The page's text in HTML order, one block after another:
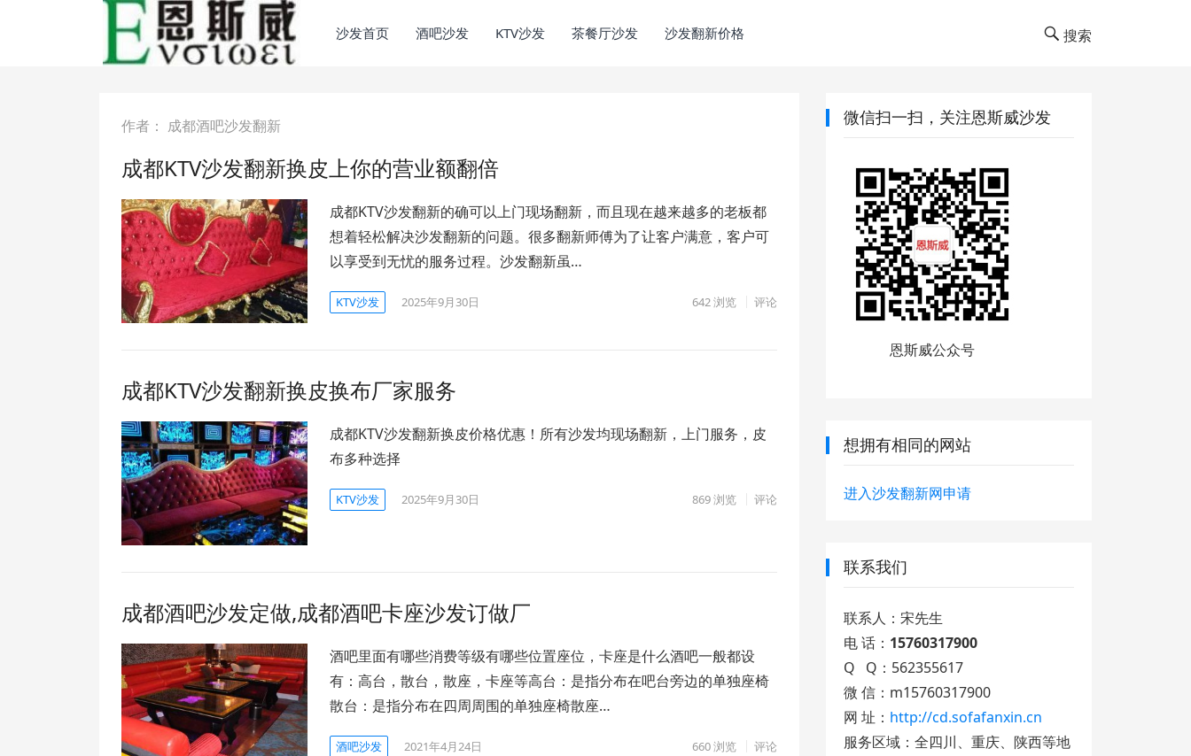
沙发首页 酒吧沙发 KTV沙发 茶餐厅沙发 沙发翻新价格 搜索
作者： 成都酒吧沙发翻新
成都KTV沙发翻新换皮上你的营业额翻倍
成都KTV沙发翻新的确可以上门现场翻新，而且现在越来越多的老板都
想着轻松解决沙发翻新的问题。很多翻新师傅为了让客户满意，客户可
以享受到无忧的服务过程。沙发翻新虽…
KTV沙发 2025年9月30日 642浏览 评论
成都KTV沙发翻新换皮换布厂家服务
成都KTV沙发翻新换皮价格优惠！所有沙发均现场翻新，上门服务，皮
布多种选择
KTV沙发 2025年9月30日 869浏览 评论
成都酒吧沙发定做,成都酒吧卡座沙发订做厂
酒吧里面有哪些消费等级有哪些位置座位，卡座是什么酒吧一般都设
有：高台，散台，散座，卡座等高台：是指分布在吧台旁边的单独座椅
散台：是指分布在四周周围的单独座椅散座…
酒吧沙发 2021年4月24日 660浏览 评论
微信扫一扫，关注恩斯威沙发
恩斯威公众号
想拥有相同的网站
进入沙发翻新网申请
联系我们
联系人：宋先生
电 话： 15760317900
Q Q：562355617
微 信：m15760317900
网 址： http://cd.sofafanxin.cn
服务区域：全四川、重庆、陕西等地